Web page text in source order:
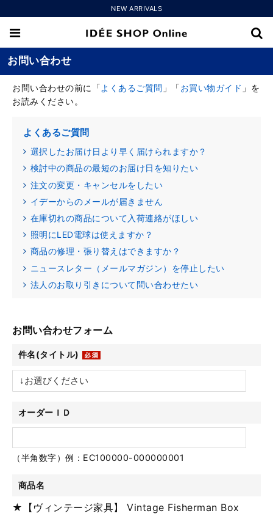
NEW ARRIVALS
お問い合わせ
お問い合わせの前に「よくあるご質問 」「お買い物ガイド 」を
お読みください。
よくあるご質問
選択したお届け日より早く届けられますか？
検討中の商品の最短のお届け日を知りたい
注文の変更・キャンセルをしたい
イデーからのメールが届きません
在庫切れの商品について入荷連絡がほしい
照明にLED電球は使えますか？
商品の修理・張り替えはできますか？
ニュースレター（メールマガジン）を停止したい
法人のお取り引きについて問い合わせたい
お問い合わせフォーム
件名(タイトル)
オーダーＩＤ
（半角数字）例：EC100000-000000001
商品名
★【ヴィンテージ家具】 Vintage Fisherman Box